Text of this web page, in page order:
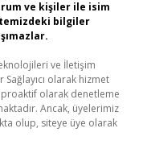
ve kişiler ile isim
bilgiler
ve İletişim
Sağlayıcı olarak hizmet
olarak denetleme
Ancak, üyelerimiz
olup, siteye üye olarak